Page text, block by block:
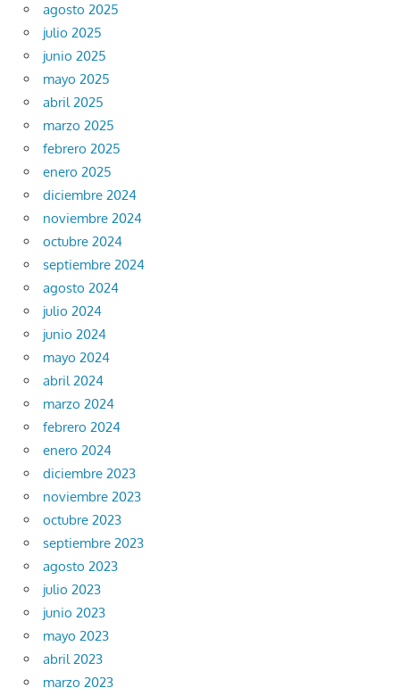
agosto 2025
julio 2025
junio 2025
mayo 2025
abril 2025
marzo 2025
febrero 2025
enero 2025
diciembre 2024
noviembre 2024
octubre 2024
septiembre 2024
agosto 2024
julio 2024
junio 2024
mayo 2024
abril 2024
marzo 2024
febrero 2024
enero 2024
diciembre 2023
noviembre 2023
octubre 2023
septiembre 2023
agosto 2023
julio 2023
junio 2023
mayo 2023
abril 2023
marzo 2023